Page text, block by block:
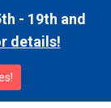
- 19th and
details!